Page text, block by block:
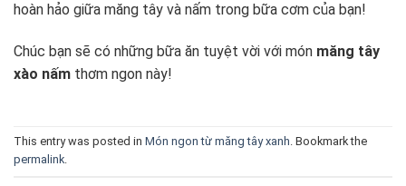
hoàn hảo giữa măng tây và nấm trong bữa cơm của bạn!
Chúc bạn sẽ có những bữa ăn tuyệt vời với món măng tây
xào nấm thơm ngon này!
This entry was posted in Món ngon từ măng tây xanh. Bookmark the
permalink.